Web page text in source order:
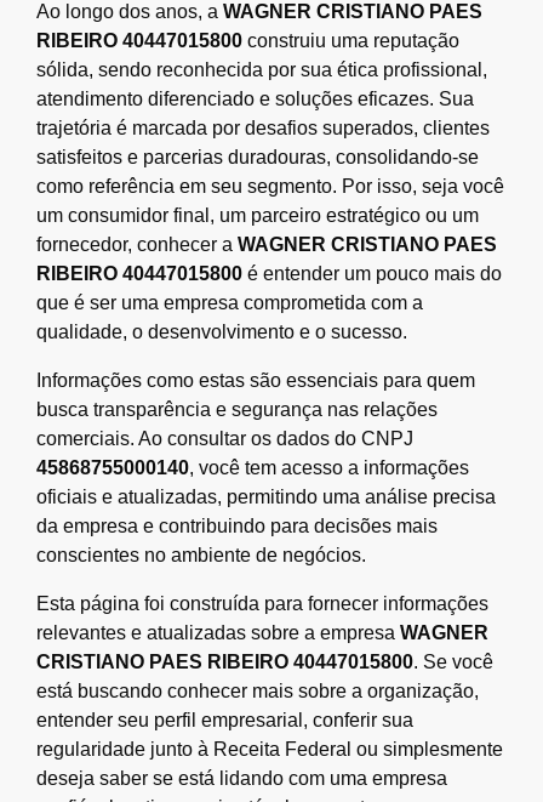
Ao longo dos anos, a WAGNER CRISTIANO PAES
RIBEIRO 40447015800 construiu uma reputação
sólida, sendo reconhecida por sua ética profissional,
atendimento diferenciado e soluções eficazes. Sua
trajetória é marcada por desafios superados, clientes
satisfeitos e parcerias duradouras, consolidando-se
como referência em seu segmento. Por isso, seja você
um consumidor final, um parceiro estratégico ou um
fornecedor, conhecer a WAGNER CRISTIANO PAES
RIBEIRO 40447015800 é entender um pouco mais do
que é ser uma empresa comprometida com a
qualidade, o desenvolvimento e o sucesso.
Informações como estas são essenciais para quem
busca transparência e segurança nas relações
comerciais. Ao consultar os dados do CNPJ
45868755000140, você tem acesso a informações
oficiais e atualizadas, permitindo uma análise precisa
da empresa e contribuindo para decisões mais
conscientes no ambiente de negócios.
Esta página foi construída para fornecer informações
relevantes e atualizadas sobre a empresa WAGNER
CRISTIANO PAES RIBEIRO 40447015800. Se você
está buscando conhecer mais sobre a organização,
entender seu perfil empresarial, conferir sua
regularidade junto à Receita Federal ou simplesmente
deseja saber se está lidando com uma empresa